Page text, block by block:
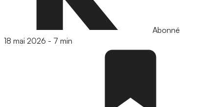
Abonné
18 mai 2026 - 7 min